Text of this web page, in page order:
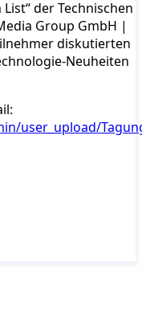
der Technischen
Group GmbH |
diskutierten
Neuheiten
user_upload/